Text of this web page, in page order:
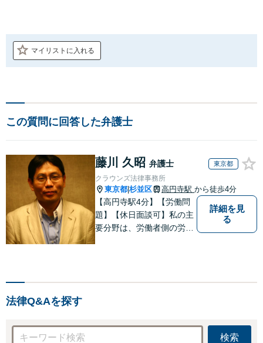
マイリストに入れる
この質問に回答した弁護士
藤川 久昭 弁護士 東京都
クラウンズ法律事務所
東京都 杉並区 高円寺駅 から徒歩4分
【高円寺駅4分】【労働問
題】【休日面談可】私の主
要分野は、労働者側の労働
詳細を見
る
法律Q&Aを探す
検索